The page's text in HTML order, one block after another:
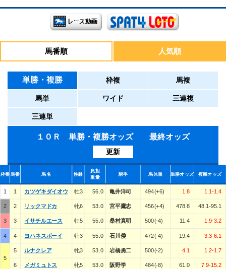
馬番順 人気順
単勝・複勝 枠複 馬複
馬単 ワイド 三連複
三連単
１０Ｒ 単勝・複勝オッズ 最終オッズ
更新
枠番馬番 馬名 性齢
負担
重量
騎手 馬体重 単勝オッズ 複勝オッズ
1 1 カツゲキダイオウ 牡3 56.0 亀井洋司 494(+6) 1.8 1.1-1.4
2 2 リックマドカ 牝6 53.0 宮平鷹志 456(+4) 478.8 48.1-95.1
3 3 イサチルエース 牡5 55.0 桑村真明 500(-4) 11.4 1.9-3.2
4 4 ヨハネスボーイ 牡3 55.0 石川倭 472(-4) 19.4 3.3-6.1
5
5 ルナクレア 牝3 53.0 岩橋勇二 500(-2) 4.1 1.2-1.7
6 メガミュトス 牝5 53.0 阪野学 484(-8) 61.0 7.9-15.2